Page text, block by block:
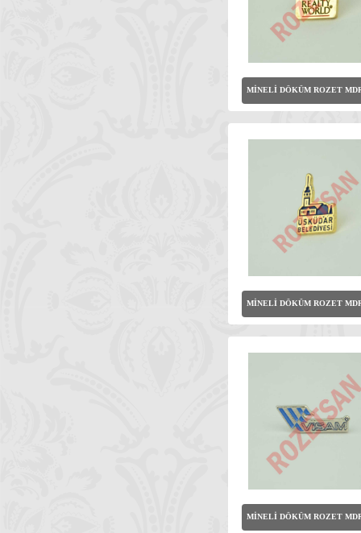
MİNELİ DÖKÜM ROZET
MİNELİ DÖKÜM ROZET
MİNELİ DÖKÜM ROZET